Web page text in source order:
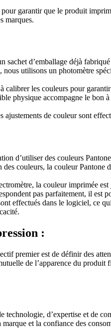
garantir que le produit
marques.
sachet d’emballage déjà
nous utilisons un photomètre
calibrer les couleurs pour
physique accompagne le bon
ajustements de couleur sont
d’utiliser des couleurs
couleurs, la couleur Pantone
la couleur imprimée
pas parfaitement, il est
effectués dans le logiciel, ce
:
premier est de définir des
de l’apparence du
technologie, d’expertise et de
et la confiance des